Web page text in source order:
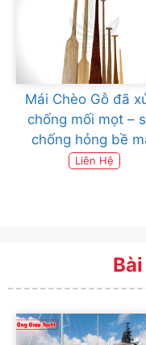
Mái Chèo Gỗ đã
chống mối mọt –
chống hỏng bề
Liên Hệ